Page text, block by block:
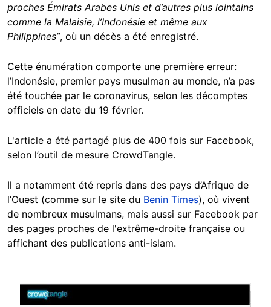
proches Émirats Arabes Unis et d’autres plus lointains
comme la Malaisie, l’Indonésie et même aux
Philippines”, où un décès a été enregistré.
Cette énumération comporte une première erreur:
l’Indonésie, premier pays musulman au monde, n’a pas
été touchée par le coronavirus, selon les décomptes
officiels en date du 19 février.
L'article a été partagé plus de 400 fois sur Facebook,
selon l’outil de mesure CrowdTangle.
Il a notamment été repris dans des pays d’Afrique de
l’Ouest (comme sur le site du Benin Times), où vivent
de nombreux musulmans, mais aussi sur Facebook par
des pages proches de l'extrême-droite française ou
affichant des publications anti-islam.
Image